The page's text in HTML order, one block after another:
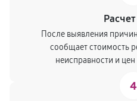
После выявления
сообщает стоимость
неисправности и
4